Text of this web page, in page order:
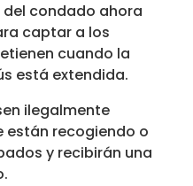
condado ahora
captar a los
cuando la
está extendida.
ilegalmente
están recogiendo o
y recibirán una